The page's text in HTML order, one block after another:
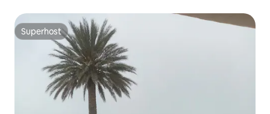
Superhost
Superhost